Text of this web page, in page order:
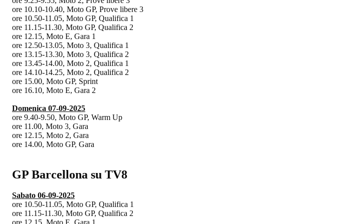
ore 10.10-10.40, Moto GP, Prove libere 3
ore 10.50-11.05, Moto GP, Qualifica 1
ore 11.15-11.30, Moto GP, Qualifica 2
ore 12.15, Moto E, Gara 1
ore 12.50-13.05, Moto 3, Qualifica 1
ore 13.15-13.30, Moto 3, Qualifica 2
ore 13.45-14.00, Moto 2, Qualifica 1
ore 14.10-14.25, Moto 2, Qualifica 2
ore 15.00, Moto GP, Sprint
ore 16.10, Moto E, Gara 2
Domenica 07-09-2025
ore 9.40-9.50, Moto GP, Warm Up
ore 11.00, Moto 3, Gara
ore 12.15, Moto 2, Gara
ore 14.00, Moto GP, Gara
GP Barcellona su TV8
Sabato 06-09-2025
ore 10.50-11.05, Moto GP, Qualifica 1
ore 11.15-11.30, Moto GP, Qualifica 2